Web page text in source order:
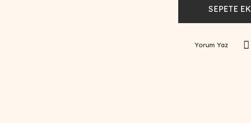
SEPETE
Yorum Yaz